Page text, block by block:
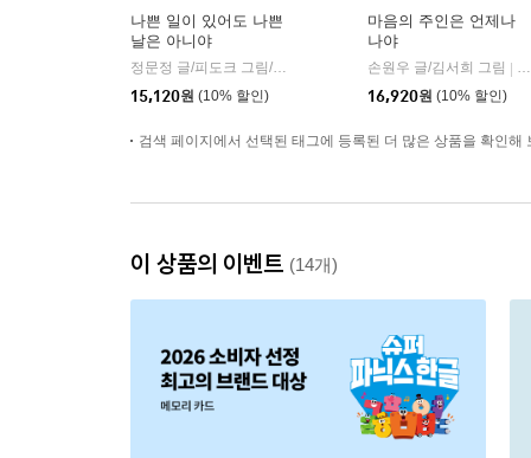
나쁜 일이 있어도 나쁜
날은 아니야
정문정 글/피도크 그림/천근아 감수
서교책방
15,120원 (10% 할인)
마음의 주인은 언제나
나야
손원우 글/김서희 그림
16,920원 (10% 할인)
검색 페이지에서 선택된 태그에 등록된 더 많은 상품을 확인해
이 상품의 이벤트 (14개)